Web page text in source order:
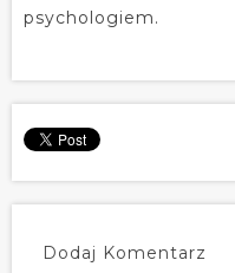
psychologiem.
Dodaj Komentarz